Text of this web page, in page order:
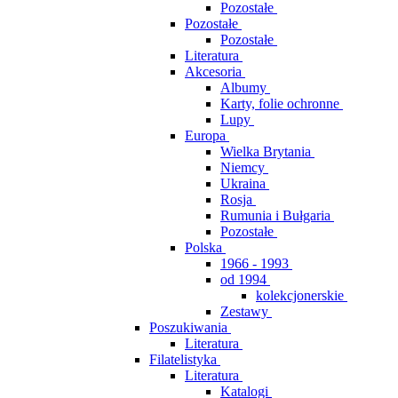
Pozostałe
Pozostałe
Pozostałe
Literatura
Akcesoria
Albumy
Karty, folie ochronne
Lupy
Europa
Wielka Brytania
Niemcy
Ukraina
Rosja
Rumunia i Bułgaria
Pozostałe
Polska
1966 - 1993
od 1994
kolekcjonerskie
Zestawy
Poszukiwania
Literatura
Filatelistyka
Literatura
Katalogi